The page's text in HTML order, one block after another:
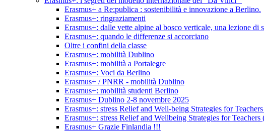
Erasmus+ a Re:publica : sostenibilità e innovazione a Berlino.
Erasmus+: ringraziamenti
Erasmus+: dalle vette alpine al bosco verticale, una lezione di
Erasmus+: quando le differenze si accorciano
Oltre i confini della classe
Erasmus+: mobilità Dublino
Erasmus+: mobilità a Portalegre
Erasmus+: Voci da Berlino
Erasmus+ / PNRR - mobilità Dublino
Erasmus+: mobilità studenti Berlino
Erasmus+ Dublino 2-8 novembre 2025
Erasmus+: stress Relief and Well-being Strategies for
Erasmus+: stress Relief and Wellbeing Strategies for Teachers
Erasmus+ Grazie Finlandia !!!